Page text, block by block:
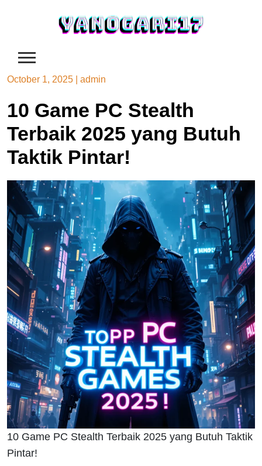
October 1, 2025 admin
10 Game PC Stealth
Terbaik 2025 yang Butuh
Taktik Pintar!
10 Game PC Stealth Terbaik 2025 yang Butuh Taktik
Pintar!